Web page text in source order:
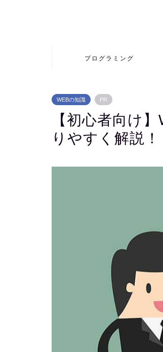
プログラミング
WEBの知識 PR
【初心者向け
りやすく解説！